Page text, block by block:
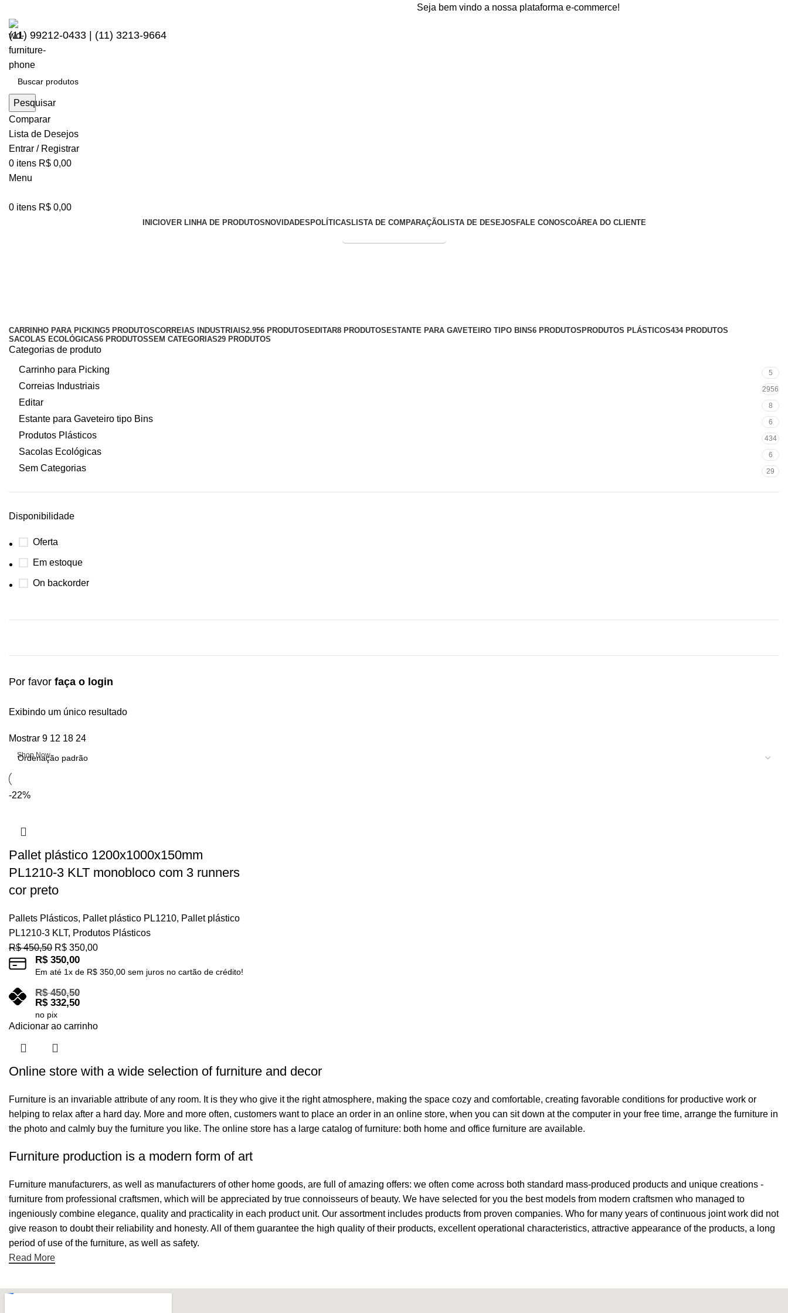
Seja bem vindo a nossa plataforma e-commerce!
(11) 99212-0433 | (11) 3213-9664
Pesquisar
Comparar
Lista de Desejos
Entrar / Registrar
0 itens R$ 0,00
Menu
0 itens R$ 0,00
INICIOVER LINHA DE PRODUTOS NOVIDADES POLÍTICAS LISTA DE COMPARAÇÃOLISTA DE DESEJOS FALE CONOSCOÁREA DO CLIENTE
CARRINHO PARA PICKING5 PRODUTOSCORREIAS INDUSTRIAIS2.956 PRODUTOS EDITAR8 PRODUTOS ESTANTE PARA GAVETEIRO TIPO BINS6 PRODUTOS PRODUTOS PLÁSTICOS434 PRODUTOS
SACOLAS ECOLÓGICAS6 PRODUTOSSEM CATEGORIAS29 PRODUTOS
Categorias de produto
Carrinho para Picking
5
Correias Industriais 2956
Editar 8
Estante para Gaveteiro tipo Bins 6
Produtos Plásticos 434
Sacolas Ecológicas 6
Sem Categorias 29
Disponibilidade
Oferta
Em estoque
On backorder
Por favor faça o login
Upholstered chair
Discount 10%
Shop Now
Exibindo um único resultado
Mostrar 9 12 18 24
-22%
Pallet plástico 1200x1000x150mm
PL1210-3 KLT monobloco com 3 runners
cor preto
Pallets Plásticos, Pallet plástico PL1210, Pallet plástico
PL1210-3 KLT, Produtos Plásticos
R$450,50 R$ 350,00
R$350,00
Em até 1x de R$ 350,00 sem juros no cartão de crédito!
R$450,50
R$332,50
no pix
Adicionar ao carrinho
Online store with a wide selection of furniture and decor
Furniture is an invariable attribute of any room. It is they who give it the right atmosphere, making the space cozy and comfortable, creating favorable conditions for productive work or
helping to relax after a hard day. More and more often, customers want to place an order in an online store, when you can sit down at the computer in your free time, arrange the furniture in
the photo and calmly buy the furniture you like. The online store has a large catalog of furniture: both home and office furniture are available.
Furniture production is a modern form of art
Furniture manufacturers, as well as manufacturers of other home goods, are full of amazing offers: we often come across both standard mass-produced products and unique creations -
furniture from professional craftsmen, which will be appreciated by true connoisseurs of beauty. We have selected for you the best models from modern craftsmen who managed to
ingeniously combine elegance, quality and practicality in each product unit. Our assortment includes products from proven companies. Who for many years of continuous joint work did not
give reason to doubt their reliability and honesty. All of them guarantee the high quality of their products, excellent operational characteristics, attractive appearance of the products, a long
period of use of the furniture, as well as safety.
Read More